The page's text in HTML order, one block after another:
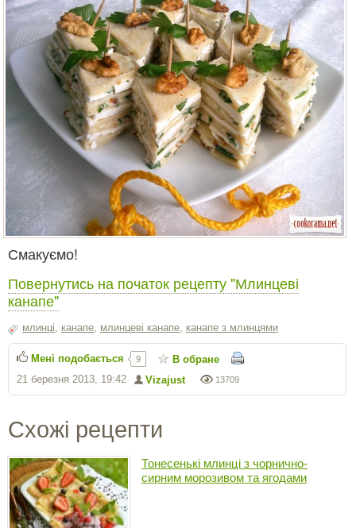
Смакуємо!
Повернутись на початок рецепту "Млинцеві
канапе"
млинці канапе млинцеві канапе канапе з млинцями
13709
Vizajust
21 березня 2013, 19:42
Мені подобається 9 В обране
Схожі рецепти
Тонесенькі млинці з чорнично-
сирним морозивом та ягодами